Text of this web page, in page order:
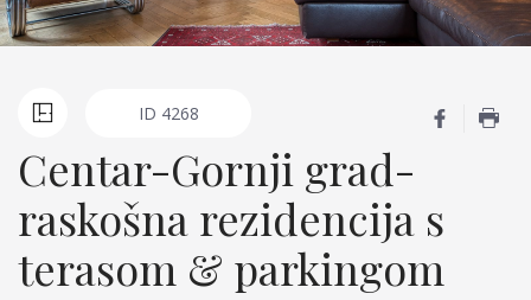
ID 4268
Centar-Gornji grad-
raskošna rezidencija s
terasom & parkingom